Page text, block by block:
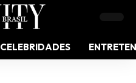
CELEBRIDADES